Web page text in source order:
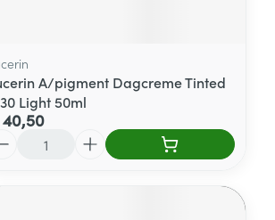
A/pigment Dagcreme Tinted
Light 50ml